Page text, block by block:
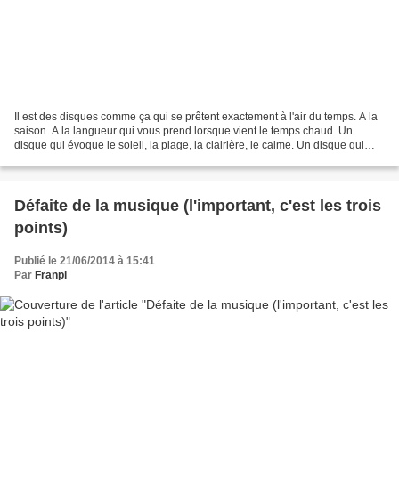
Il est des disques comme ça qui se prêtent exactement à l'air du temps. A la
saison. A la langueur qui vous prend lorsque vient le temps chaud. Un
disque qui évoque le soleil, la plage, la clairière, le calme. Un disque qui
Défaite de la musique (l'important, c'est les trois
points)
Publié le 21/06/2014 à 15:41
Par Franpi